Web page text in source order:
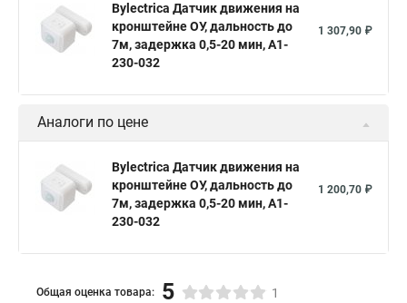
Bylectrica Датчик движения на
кронштейне ОУ, дальность до
7м, задержка 0,5-20 мин, А1-
230-032
1 307,90 ₽
Аналоги по цене
Bylectrica Датчик движения на
кронштейне ОУ, дальность до
7м, задержка 0,5-20 мин, А1-
230-032
1 200,70 ₽
Общая оценка товара: 5 1